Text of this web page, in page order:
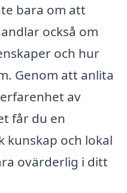
bara om att
också om
och hur
Genom att anlita
av
får du en
kunskap och lokal
ovärderlig i ditt